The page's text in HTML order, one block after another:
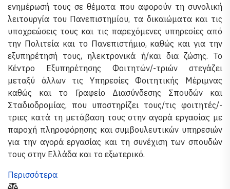
ενημέρωσή τους σε θέματα που αφορούν τη συνολική
λειτουργία του Πανεπιστημίου, τα δικαιώματα και τις
υποχρεώσεις τους και τις παρεχόμενες υπηρεσίες από
την Πολιτεία και το Πανεπιστήμιο, καθώς και για την
εξυπηρέτησή τους, ηλεκτρονικά ή/και δια ζώσης. Το
Κέντρο Εξυπηρέτησης Φοιτητών/-τριών στεγάζει
μεταξύ άλλων τις Υπηρεσίες Φοιτητικής Μέριμνας
καθώς και το Γραφείο Διασύνδεσης Σπουδών και
Σταδιοδρομίας, που υποστηρίζει τους/τις φοιτητές/-
τριες κατά τη μετάβαση τους στην αγορά εργασίας με
παροχή πληροφόρησης και συμβουλευτικών υπηρεσιών
για την αγορά εργασίας και τη συνέχιση των σπουδών
τους στην Ελλάδα και το εξωτερικό.
Περισσότερα